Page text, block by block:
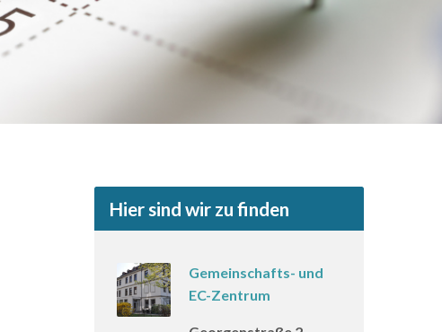
Hier sind wir zu finden
Gemeinschafts- und
EC-Zentrum